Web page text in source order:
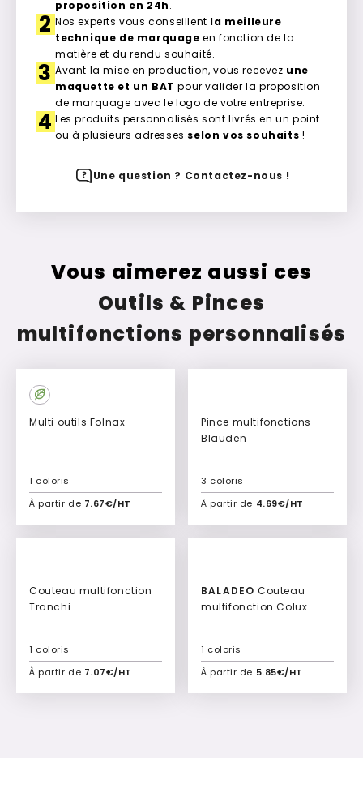
proposition en 24h.
2 Nos experts vous conseillent la meilleure
technique de marquage en fonction de la
matière et du rendu souhaité.
3 Avant la mise en production, vous recevez une
maquette et un BAT pour valider la proposition
de marquage avec le logo de votre entreprise.
4 Les produits personnalisés sont livrés en un point
ou à plusieurs adresses selon vos souhaits !
Une question ? Contactez-nous !
Vous aimerez aussi ces
Outils & Pinces
multifonctions personnalisés
Multi outils Folnax
À partir de 7.67€/HT
1 coloris
Ajouter à mon devis
Pince multifonctions
Blauden
À partir de 4.69€/HT
3 coloris
Ajouter à mon devis
Couteau multifonction
Tranchi
À partir de 7.07€/HT
1 coloris
Ajouter à mon devis
BALADEO
multifonction Colux
À partir de 5.85€/HT
1 coloris
Ajouter à mon devis